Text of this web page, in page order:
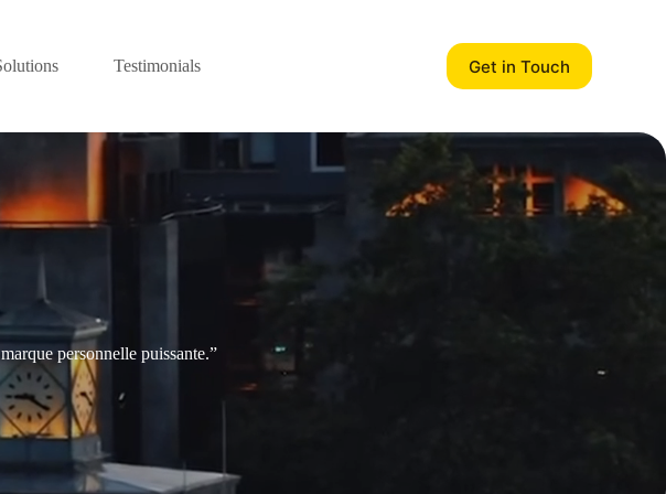
Testimonials Get in Touch
personnelle puissante.”